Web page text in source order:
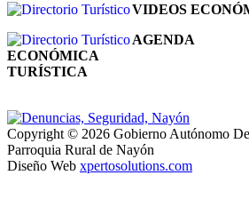
VIDEOS
AGENDA
ECONÓMICA
TURÍSTICA
Copyright © 2026 Gobierno Autónomo
Parroquia Rural de Nayón
Diseño Web xpertosolutions.com